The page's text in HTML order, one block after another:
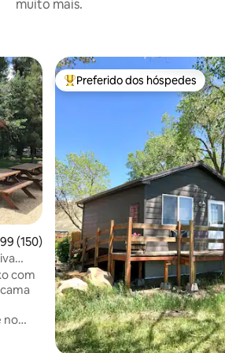
muito mais.
de uma avaliação média de 5, 150
(150)
com
no
Entre os melhores preferidos
Preferido dos hóspedes